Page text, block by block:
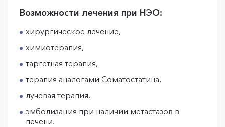
Возможности лечения при НЭО:
хирургическое лечение,
химиотерапия,
таргетная терапия,
терапия аналогами Соматостатина,
лучевая терапия,
эмболизация при наличии метастазов в
печени.